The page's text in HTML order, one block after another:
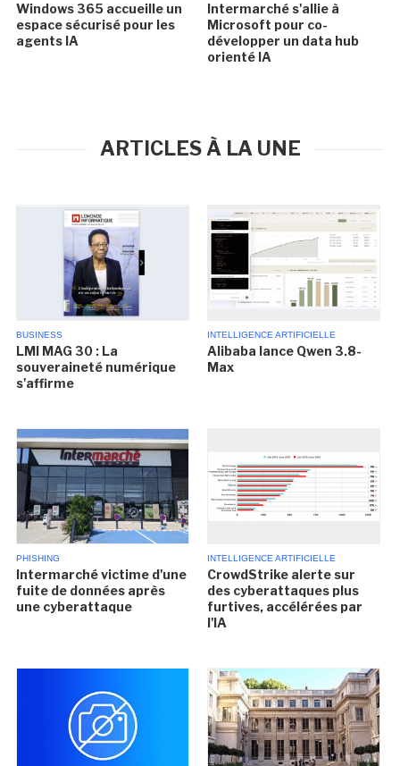
Windows 365 accueille un
espace sécurisé pour les
agents IA
Intermarché s'allie à
Microsoft pour co-
développer un data hub
orienté IA
ARTICLES À LA UNE
BUSINESS
LMI MAG 30 : La
souveraineté numérique
s'affirme
INTELLIGENCE ARTIFICIELLE
Alibaba lance Qwen 3.8-
Max
PHISHING
Intermarché victime d'une
fuite de données après
une cyberattaque
INTELLIGENCE ARTIFICIELLE
CrowdStrike alerte sur
des cyberattaques plus
furtives, accélérées par
l'IA